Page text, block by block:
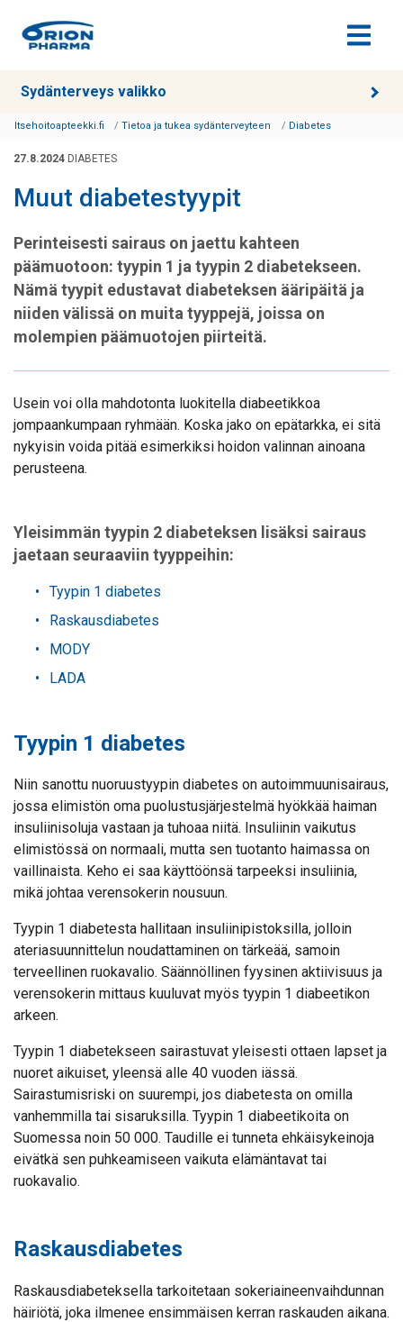
Siirry sisältöön
Sydänterveys valikko
Itsehoitoapteekki.fi Tietoa ja tukea sydänterveyteen Diabetes
27.8.2024 DIABETES
Muut diabetestyypit
Perinteisesti sairaus on jaettu kahteen
päämuotoon: tyypin 1 ja tyypin 2 diabetekseen.
Nämä tyypit edustavat diabeteksen ääripäitä ja
niiden välissä on muita tyyppejä, joissa on
molempien päämuotojen piirteitä.
Usein voi olla mahdotonta luokitella diabeetikkoa
jompaankumpaan ryhmään. Koska jako on epätarkka, ei sitä
nykyisin voida pitää esimerkiksi hoidon valinnan ainoana
perusteena.
Yleisimmän tyypin 2 diabeteksen lisäksi sairaus
jaetaan seuraaviin tyyppeihin:
Tyypin 1 diabetes
Raskausdiabetes
MODY
LADA
Tyypin 1 diabetes
Niin sanottu nuoruustyypin diabetes on autoimmuunisairaus,
jossa elimistön oma puolustusjärjestelmä hyökkää haiman
insuliinisoluja vastaan ja tuhoaa niitä. Insuliinin vaikutus
elimistössä on normaali, mutta sen tuotanto haimassa on
vaillinaista. Keho ei saa käyttöönsä tarpeeksi insuliinia,
mikä johtaa verensokerin nousuun.
Tyypin 1 diabetesta hallitaan insuliinipistoksilla, jolloin
ateriasuunnittelun noudattaminen on tärkeää, samoin
terveellinen ruokavalio. Säännöllinen fyysinen aktiivisuus ja
verensokerin mittaus kuuluvat myös tyypin 1 diabeetikon
arkeen.
Tyypin 1 diabetekseen sairastuvat yleisesti ottaen lapset ja
nuoret aikuiset, yleensä alle 40 vuoden iässä.
Sairastumisriski on suurempi, jos diabetesta on omilla
vanhemmilla tai sisaruksilla. Tyypin 1 diabeetikoita on
Suomessa noin 50 000. Taudille ei tunneta ehkäisykeinoja
eivätkä sen puhkeamiseen vaikuta elämäntavat tai
ruokavalio.
Raskausdiabetes
Raskausdiabeteksella tarkoitetaan sokeriaineenvaihdunnan
häiriötä, joka ilmenee ensimmäisen kerran raskauden aikana.